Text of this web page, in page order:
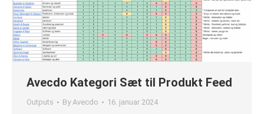
Avecdo Kategori Sæt til Produkt Feed
Outputs By Avecdo 16. januar 2024